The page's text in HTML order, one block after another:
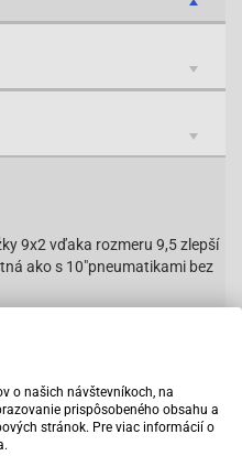
9x2 vďaka rozmeru 9,5 zlepší
ako s 10"pneumatikami bez
zajtra u vás
o našich návštevníkoch, na
prispôsobeného obsahu a
stránok. Pre viac informácií o